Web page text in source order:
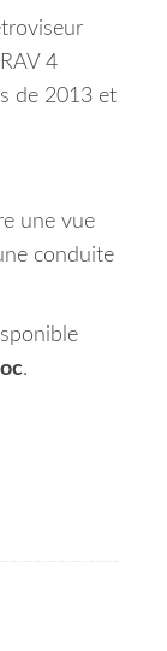
4
de 2013 et
une vue
conduite
.